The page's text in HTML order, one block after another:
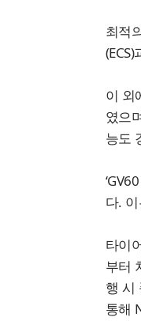
최적
이 외
였으
능도
다.
타이
부터
행 시
통해